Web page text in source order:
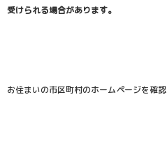
受けられる場合があります。
お住まいの市区町村のホームページを確認